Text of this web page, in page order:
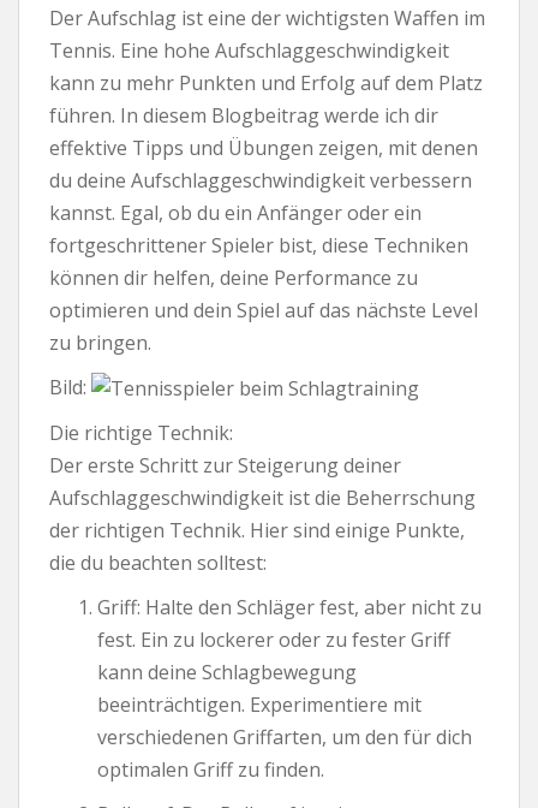
Der Aufschlag ist eine der wichtigsten Waffen im
Tennis. Eine hohe Aufschlaggeschwindigkeit
kann zu mehr Punkten und Erfolg auf dem Platz
führen. In diesem Blogbeitrag werde ich dir
effektive Tipps und Übungen zeigen, mit denen
du deine Aufschlaggeschwindigkeit verbessern
kannst. Egal, ob du ein Anfänger oder ein
fortgeschrittener Spieler bist, diese Techniken
können dir helfen, deine Performance zu
optimieren und dein Spiel auf das nächste Level
zu bringen.
Bild:
Die richtige Technik:
Der erste Schritt zur Steigerung deiner
Aufschlaggeschwindigkeit ist die Beherrschung
der richtigen Technik. Hier sind einige Punkte,
die du beachten solltest:
Griff: Halte den Schläger fest, aber nicht zu
fest. Ein zu lockerer oder zu fester Griff
kann deine Schlagbewegung
beeinträchtigen. Experimentiere mit
verschiedenen Griffarten, um den für dich
optimalen Griff zu finden.